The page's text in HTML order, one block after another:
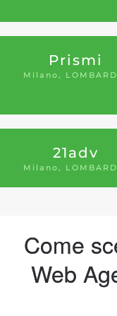
Prismi
Milano,
21adv
Milano,
Come
Web